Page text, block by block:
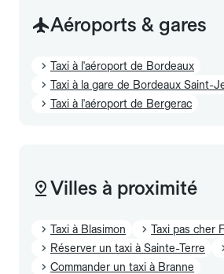
Aéroports & gares
Taxi à l'aéroport de Bordeaux
Taxi à la gare de Bordeaux Saint-
Taxi à l'aéroport de Bergerac
Villes à proximité
Taxi à Blasimon
Taxi pas cher
Réserver un taxi à Sainte-Terre
Commander un taxi à Branne